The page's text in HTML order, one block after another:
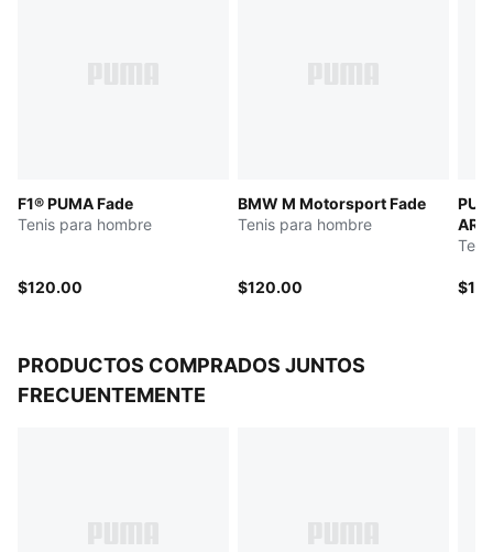
F1® PUMA Fade
Tenis para hombre
$120.00
BMW M Motorsport Fade
Tenis para hombre
$120.00
PRODUCTOS COMPRADOS JUNTOS
FRECUENTEMENTE